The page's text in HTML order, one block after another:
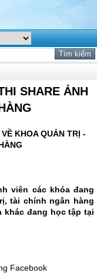
SHARE ẢNH
KHOA QUẢN TRỊ -
viên các khóa đang
tài chính ngân hàng
khác đang học tập tại
Facebook